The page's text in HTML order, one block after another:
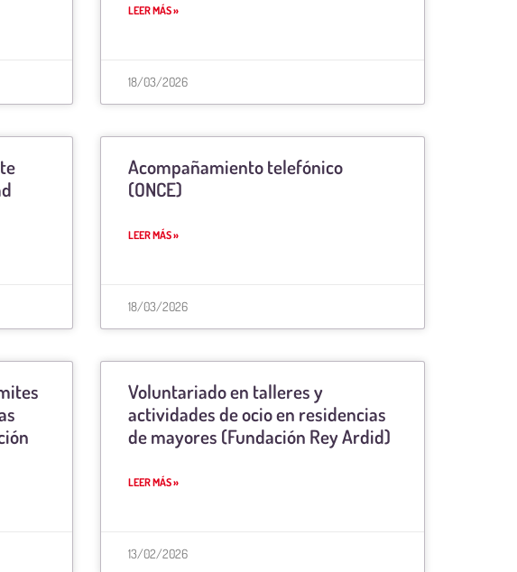
LEER MÁS »
18/03/2026
Acompañamiento telefónico
(ONCE)
LEER MÁS »
18/03/2026
Voluntariado en talleres y
actividades de ocio en residencias
de mayores (Fundación Rey Ardid)
LEER MÁS »
13/02/2026